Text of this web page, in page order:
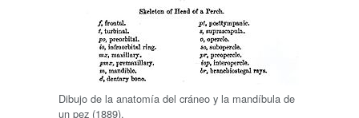
Dibujo de la anatomía del cráneo y la mandíbula de
un pez (1889).